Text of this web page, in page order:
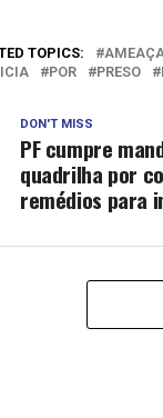
TOPICS:
POR PRESO
DON'T MISS
PF cumpre
quadrilha por
remédios para